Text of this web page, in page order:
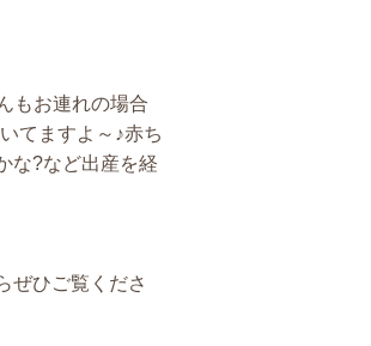
もお連れの場合
てますよ～♪赤ち
な?など出産を経
ぜひご覧くださ